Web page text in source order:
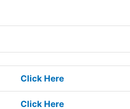
Click Here
Click Here